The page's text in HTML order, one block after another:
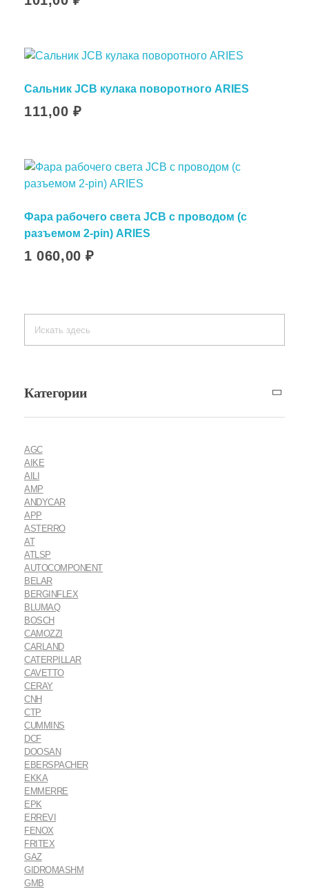
Сальник JCB кулака поворотного ARIES
111,00₽
Фара рабочего света JCB с проводом (с
разъемом 2-pin) ARIES
1 060,00₽
Категории
AGC
AIKE
AILI
AMP
ANDYCAR
APP
ASTERRO
AT
ATLSP
AUTOCOMPONENT
BELAR
BERGINFLEX
BLUMAQ
BOSCH
CAMOZZI
CARLAND
CATERPILLAR
CAVETTO
CERAY
CNH
CTP
CUMMINS
DCF
DOOSAN
EBERSPACHER
EKKA
EMMERRE
EPK
ERREVI
FENOX
FRITEX
GAZ
GIDROMASHM
GMB